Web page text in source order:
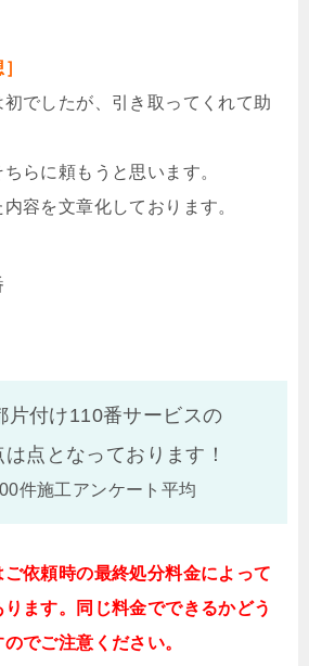
でしたが、引き取ってくれて助
らに頼もうと思います。
容を文章化しております。
片付け110番サービスの
は点となっております！
件施工アンケート平均
依頼時の最終処分料金によって
ます。同じ料金でできるかどう
でご注意ください。